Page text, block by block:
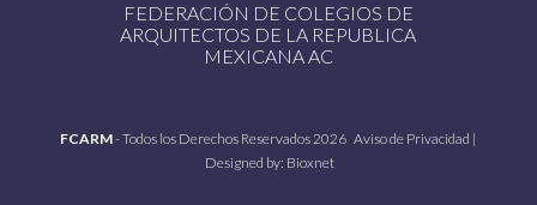
FEDERACIÓN DE COLEGIOS DE
ARQUITECTOS DE LA REPUBLICA
MEXICANA AC
FCARM- Todos los Derechos Reservados 2026Aviso de Privacidad |
Designed by: Bioxnet